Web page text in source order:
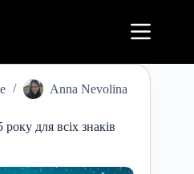
Anna Nevolina
для всіх знаків